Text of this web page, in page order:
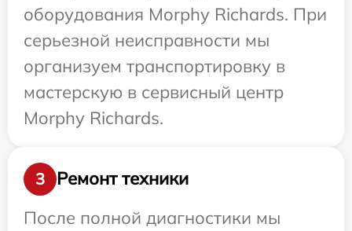
оборудования Morphy Richards. При
серьезной неисправности мы
организуем транспортировку в
мастерскую в сервисный центр
Morphy Richards.
3
Ремонт техники
После полной диагностики мы